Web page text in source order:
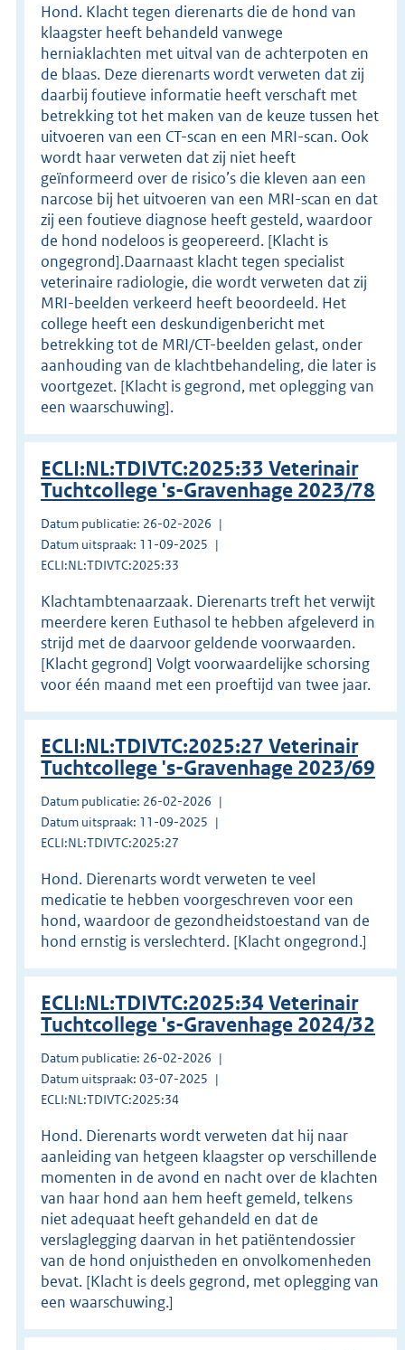
Hond. Klacht tegen dierenarts die de hond van
klaagster heeft behandeld vanwege
herniaklachten met uitval van de achterpoten en
de blaas. Deze dierenarts wordt verweten dat zij
daarbij foutieve informatie heeft verschaft met
betrekking tot het maken van de keuze tussen het
uitvoeren van een CT-scan en een MRI-scan. Ook
wordt haar verweten dat zij niet heeft
geïnformeerd over de risico’s die kleven aan een
narcose bij het uitvoeren van een MRI-scan en dat
zij een foutieve diagnose heeft gesteld, waardoor
de hond nodeloos is geopereerd. [Klacht is
ongegrond].Daarnaast klacht tegen specialist
veterinaire radiologie, die wordt verweten dat zij
MRI-beelden verkeerd heeft beoordeeld. Het
college heeft een deskundigenbericht met
betrekking tot de MRI/CT-beelden gelast, onder
aanhouding van de klachtbehandeling, die later is
voortgezet. [Klacht is gegrond, met oplegging van
een waarschuwing].
ECLI:NL:TDIVTC:2025:33 Veterinair
Tuchtcollege 's-Gravenhage 2023/78
Datum publicatie: 26-02-2026
Datum uitspraak: 11-09-2025
ECLI:NL:TDIVTC:2025:33
Klachtambtenaarzaak. Dierenarts treft het verwijt
meerdere keren Euthasol te hebben afgeleverd in
strijd met de daarvoor geldende voorwaarden.
[Klacht gegrond] Volgt voorwaardelijke schorsing
voor één maand met een proeftijd van twee jaar.
ECLI:NL:TDIVTC:2025:27 Veterinair
Tuchtcollege 's-Gravenhage 2023/69
Datum publicatie: 26-02-2026
Datum uitspraak: 11-09-2025
ECLI:NL:TDIVTC:2025:27
Hond. Dierenarts wordt verweten te veel
medicatie te hebben voorgeschreven voor een
hond, waardoor de gezondheidstoestand van de
hond ernstig is verslechterd. [Klacht ongegrond.]
ECLI:NL:TDIVTC:2025:34 Veterinair
Tuchtcollege 's-Gravenhage 2024/32
Datum publicatie: 26-02-2026
Datum uitspraak: 03-07-2025
ECLI:NL:TDIVTC:2025:34
Hond. Dierenarts wordt verweten dat hij naar
aanleiding van hetgeen klaagster op verschillende
momenten in de avond en nacht over de klachten
van haar hond aan hem heeft gemeld, telkens
niet adequaat heeft gehandeld en dat de
verslaglegging daarvan in het patiëntendossier
van de hond onjuistheden en onvolkomenheden
bevat. [Klacht is deels gegrond, met oplegging van
een waarschuwing.]